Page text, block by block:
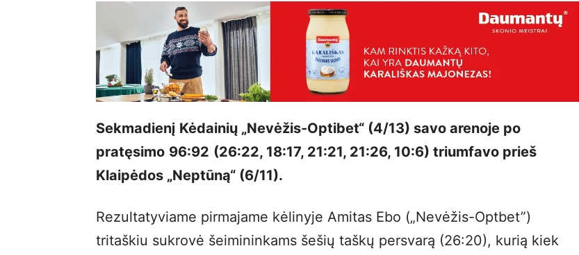
Sekmadienį Kėdainių „Nevėžis-Optibet“ (4/13) savo arenoje po
pratęsimo 96:92 (26:22, 18:17, 21:21, 21:26, 10:6) triumfavo prieš
Klaipėdos „Neptūną“ (6/11).
Rezultatyviame pirmajame kėlinyje Amitas Ebo („Nevėžis-Optbet”)
tritaškiu sukrovė šeimininkams šešių taškų persvarą (26:20), kurią kiek